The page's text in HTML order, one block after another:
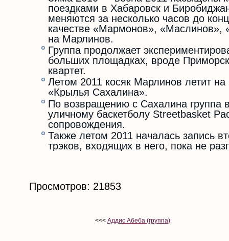
поездками в Хабаровск и
меняются за несколько часов до
качестве «Мармонов», «Маслинов»,
на Марлинов.
Группа продолжает
больших площадках, вроде
квартет.
Летом 2011 косяк Марлинов летит
«Крылья Сахалина».
По возвращению с Сахалина группа
уличному баскетболу Streetbasket
сопровождения.
Также летом 2011 началась запись
трэков, входящих в него, пока не
Просмотров: 21853
<<< Аддис Абеба (группа)